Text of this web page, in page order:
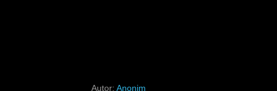
Autor: Anonim